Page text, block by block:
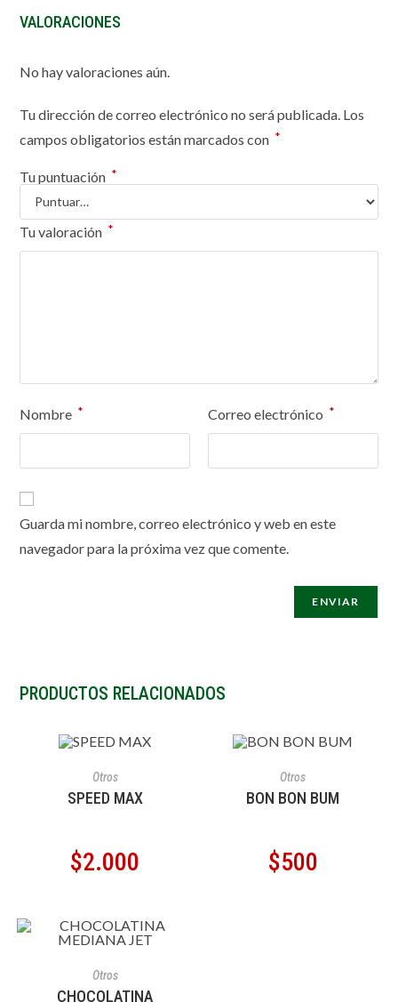
VALORACIONES
No hay valoraciones aún.
Tu dirección de correo electrónico no será publicada. Los
campos obligatorios están marcados con *
Tu puntuación *
Tu valoración *
Nombre * Correo electrónico *
Guarda mi nombre, correo electrónico y web en este
navegador para la próxima vez que comente.
PRODUCTOS RELACIONADOS
Otros
SPEED MAX
$2.000
Otros
BON BON BUM
$500
Otros
CHOCOLATINA